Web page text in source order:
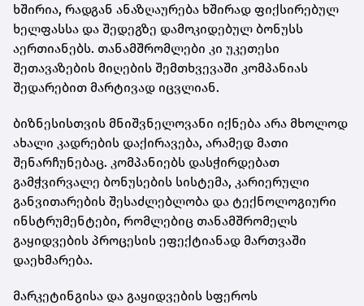
ხშირია, რადგან ანაზღაურება ხშირად ფიქსირებულ
ხელფასსა და შედეგზე დამოკიდებულ ბონუსს
აერთიანებს. თანამშრომლები კი უკეთესი
შეთავაზების მიღების შემთხვევაში კომპანიას
შედარებით მარტივად იცვლიან.
ბიზნესისთვის მნიშვნელოვანი იქნება არა მხოლოდ
ახალი კადრების დაქირავება, არამედ მათი
შენარჩუნებაც. კომპანიებს დასჭირდებათ
გამჭვირვალე ბონუსების სისტემა, კარიერული
განვითარების შესაძლებლობა და ტექნოლოგიური
ინსტრუმენტები, რომლებიც თანამშრომელს
გაყიდვების პროცესის ეფექტიანად მართვაში
დაეხმარება.
მარკეტინგისა და გაყიდვების სფეროს